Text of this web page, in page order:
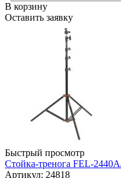
В корзину
Оставить заявку
Быстрый просмотр
Стойка-тренога FEL-
Артикул: 24818